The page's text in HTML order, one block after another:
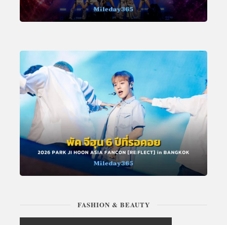
FASHION & BEAUTY